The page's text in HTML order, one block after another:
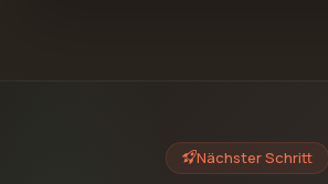
Nächster Schritt